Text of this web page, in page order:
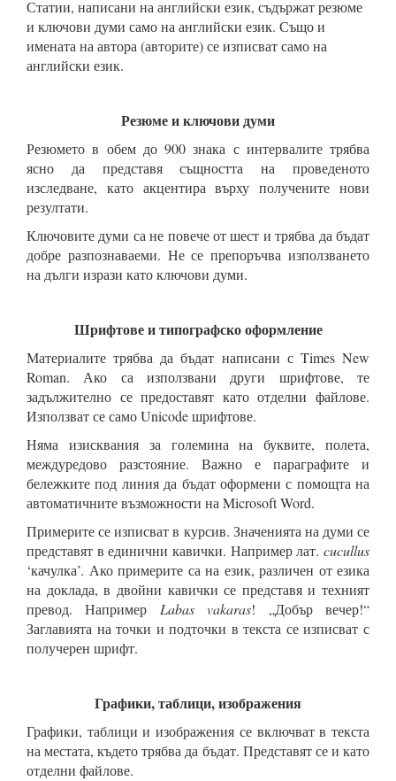
Статии, написани на английски език, съдържат резюме
и ключови думи само на английски език. Също и
имената на автора (авторите) се изписват само на
английски език.
Резюме и ключови думи
Резюмето в обем до 900 знака с интервалите трябва
ясно да представя същността на проведеното
изследване, като акцентира върху получените нови
резултати.
Ключовите думи са не повече от шест и трябва да бъдат
добре разпознаваеми. Не се препоръчва използването
на дълги изрази като ключови думи.
Шрифтове и типографско оформление
Материалите трябва да бъдат написани с Times New
Roman. Ако са използвани други шрифтове, те
задължително се предоставят като отделни файлове.
Използват се само Unicode шрифтове.
Няма изисквания за големина на буквите, полета,
междуредово разстояние. Важно е параграфите и
бележките под линия да бъдат оформени с помощта на
автоматичните възможности на Microsoft Word.
Примерите се изписват в курсив. Значенията на думи се
представят в единични кавички. Например лат. cucullus
‘качулка’. Ако примерите са на език, различен от езика
на доклада, в двойни кавички се представя и техният
превод. Например Labas vakaras! „Добър вечер!“
Заглавията на точки и подточки в текста се изписват с
получерен шрифт.
Графики, таблици, изображения
Графики, таблици и изображения се включват в текста
на местата, където трябва да бъдат. Представят се и като
отделни файлове.